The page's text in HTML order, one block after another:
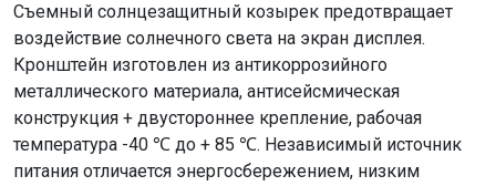
Съемный солнцезащитный козырек предотвращает
воздействие солнечного света на экран дисплея.
Кронштейн изготовлен из антикоррозийного
металлического материала, антисейсмическая
конструкция + двустороннее крепление, рабочая
температура -40 ℃ до + 85 ℃. Независимый источник
питания отличается энергосбережением, низким